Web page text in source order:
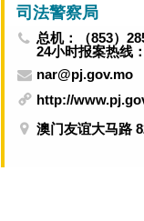
司法警察局
总机：（853）
24小时报案热线
nar@pj.gov.mo
http://
澳门友谊大马路